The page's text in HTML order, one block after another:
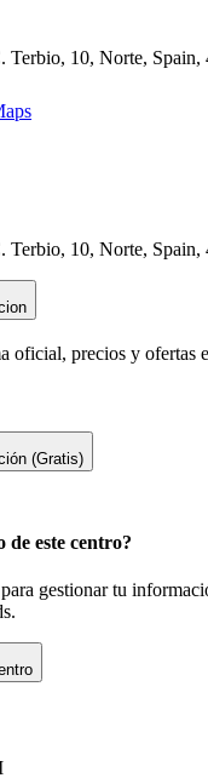
Terbio, 10, Norte, Spain,
Terbio, 10, Norte, Spain,
oficial, precios y ofertas
(Gratis)
de este centro?
gestionar tu